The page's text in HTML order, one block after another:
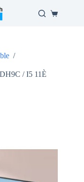
Panier
/
/ I5 11È